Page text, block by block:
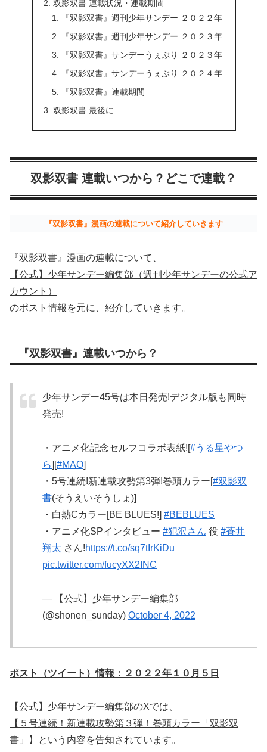
双影双書 連載状況・連載期間
『双影双書』週刊少年サンデー ２０２２年
『双影双書』週刊少年サンデー ２０２３年
『双影双書』サンデーうぇぶり ２０２３年
『双影双書』サンデーうぇぶり ２０２４年
『双影双書』連載期間
双影双書 最後に
双影双書 連載いつから？どこで連載？
『双影双書』漫画の連載について紹介していきます
『双影双書』漫画の連載について、
【公式】少年サンデー編集部（週刊少年サンデーの公式ア
カウント）
のポスト情報を元に、紹介していきます。
『双影双書』連載いつから？
少年サンデー45号は本日発売!デジタル版も同時
発売!
・アニメ化記念セルフコラボ表紙![#うる星やつ
ら][#MAO]
・5号連続!新連載攻勢第3弾!巻頭カラー[#双影双
書(そうえいそうしょ)]
・白熱Cカラー[BE BLUES!] #BEBLUES
・アニメ化SPインタビュー #犯沢さん 役 #蒼井
翔太 さん!https://t.co/sq7tIrKiDu
pic.twitter.com/fucyXX2INC
— 【公式】少年サンデー編集部
(@shonen_sunday) October 4, 2022
ポスト（ツイート）情報：２０２２年１０月５日
【公式】少年サンデー編集部のXでは、
【５号連続！新連載攻勢第３弾！巻頭カラー「双影双
書」】
という内容を告知されています。